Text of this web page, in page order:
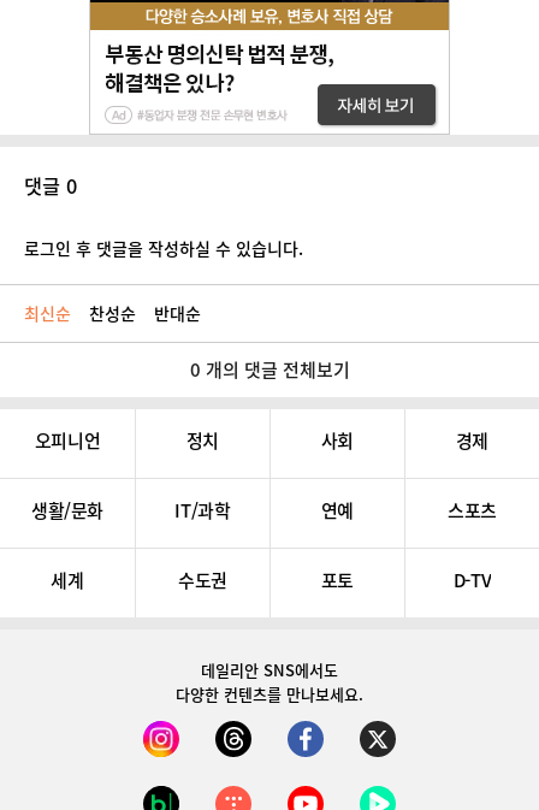
댓글 0
로그인 후 댓글을 작성하실 수 있습니다.
최신순 찬성순 반대순
0 개의 댓글 전체보기
오피니언 정치 사회 경제
생활/문화 IT/과학 연예 스포츠
세계 수도권 포토 D-TV
데일리안 SNS에서도
다양한 컨텐츠를 만나보세요.